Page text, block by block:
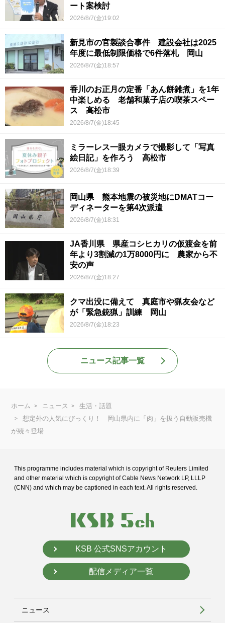
ート案検討
2026/8/7(金)19:02
新見市の官製談合事件 建設会社は2025
年度に最低制限価格で6件落札 岡山
2026/8/7(金)18:57
香川のお正月の定番「あん餅雑煮」を1年
中楽しめる 老舗和菓子店の喫茶スペー
ス 高松市
2026/8/7(金)18:45
ミラーレス一眼カメラで撮影して「写真
絵日記」を作ろう 高松市
2026/8/7(金)18:39
岡山県 熊本地震の被災地にDMATコー
ディネーターを第4次派遣
2026/8/7(金)18:31
JA香川県 県産コシヒカリの仮渡金を前
年より3割減の1万8000円に 農家から不
安の声
2026/8/7(金)18:27
クマ出没に備えて 真庭市や猟友会など
が「緊急銃猟」訓練 岡山
2026/8/7(金)18:23
ニュース記事一覧
ホーム ニュース
生活・話題
想定外の人気にびっくり！ 岡山県内に「肉」を扱う自動販売機
が続々登場
This programme includes material which is copyright of Reuters Limited
and other material which is copyright of Cable News Network LP, LLLP
(CNN) and which may be captioned in each text. All rights reserved.
KSB 公式SNSアカウント
配信メディア一覧
ニュース